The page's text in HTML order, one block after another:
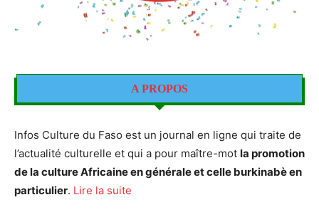
A PROPOS
Infos Culture du Faso est un journal en ligne qui traite de
l’actualité culturelle et qui a pour maître-mot la promotion
de la culture Africaine en générale et celle burkinabè en
particulier. Lire la suite